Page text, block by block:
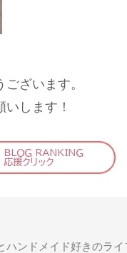
ざいます。
します！
ハンドメイド好きのライ